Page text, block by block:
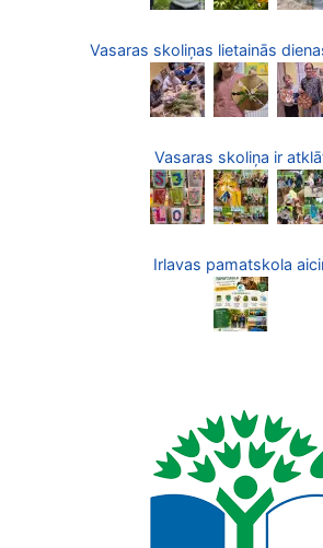
Vasaras skoliņas lietainās
Vasaras skoliņa ir
Irlavas pamatskola